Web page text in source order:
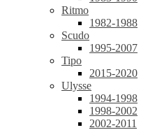
Ritmo
1982-1988
Scudo
1995-2007
Tipo
2015-2020
Ulysse
1994-1998
1998-2002
2002-2011